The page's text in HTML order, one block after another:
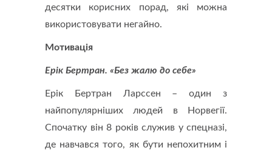
десятки корисних порад, які можна
використовувати негайно.
Мотивація
Ерік Бертран. «Без жалю до себе»
Ерік Бертран Ларссен – один з
найпопулярніших людей в Норвегії.
Спочатку він 8 років служив у спецназі,
де навчався того, як бути непохитним і